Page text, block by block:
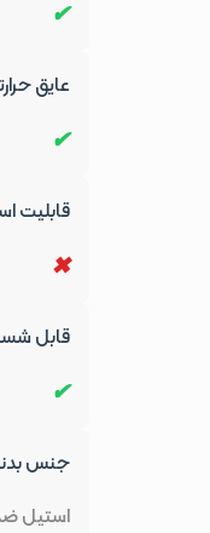
عایق
قابلیت
قابل
جنس
استیل